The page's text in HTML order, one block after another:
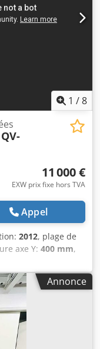
1 /8
11 000 €
EXW prix fixe hors TVA
Appel
2012, plage de
axe Y: 400 mm,
totale:1 027 mm,
579 kg
, Disponible
dans un
Données
Akwja Type de
Année de
Annonce